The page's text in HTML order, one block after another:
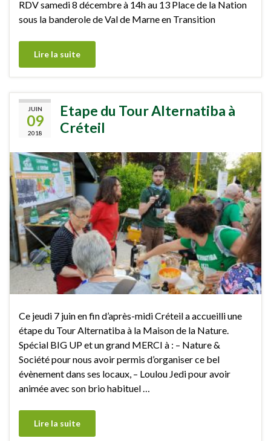
RDV samedi 8 décembre à 14h au 13 Place de la Nation
sous la banderole de Val de Marne en Transition
Lire la suite
JUIN
09
2018
Etape du Tour Alternatiba à
Créteil
Ce jeudi 7 juin en fin d’après-midi Créteil a accueilli une
étape du Tour Alternatiba​ à la Maison de la Nature.
Spécial BIG UP et un grand MERCI à : – Nature &
Société​ pour nous avoir permis d’organiser ce bel
évènement dans ses locaux, – Loulou Jedi​ pour avoir
animée avec son brio habituel …
Lire la suite